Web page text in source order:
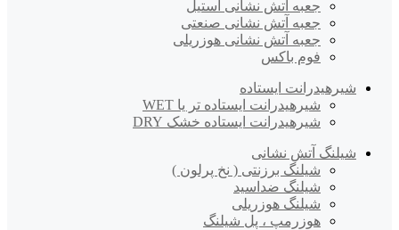
جعبه آتش نشانی استیل
جعبه آتش نشانی صنعتی
جعبه آتش نشانی هوزریلی
فوم باکس
شیرهیدرانت ایستاده
شیرهیدرانت ایستاده تر یا WET
شیرهیدرانت ایستاده خشک DRY
شیلنگ آتش نشانی
شیلنگ برزنتی ( نخ پرلون )
شیلنگ ضداسید
شیلنگ هوزریلی
هوزرمپ ، پل شیلنگ